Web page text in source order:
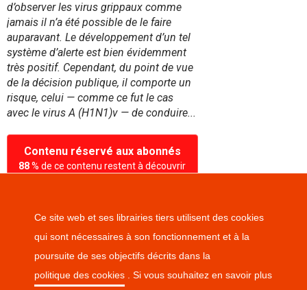
d’observer les virus grippaux comme
jamais il n’a été possible de le faire
auparavant. Le développement d’un tel
système d’alerte est bien évidemment
très positif. Cependant, du point de vue
de la décision publique, il comporte un
risque, celui — comme ce fut le cas
avec le virus A (H1N1)v — de conduire...
Contenu réservé aux abonnés
88% de ce contenu restent à découvrir
Se connecter
S'abonner
Ce site web et ses librairies tiers utilisent des cookies
qui sont nécessaires à son fonctionnement et à la
poursuite de ses objectifs décrits dans la
politique des cookies
. Si vous souhaitez en savoir plus